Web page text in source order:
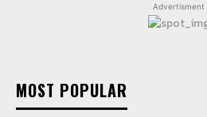
Advertisment
MOST POPULAR